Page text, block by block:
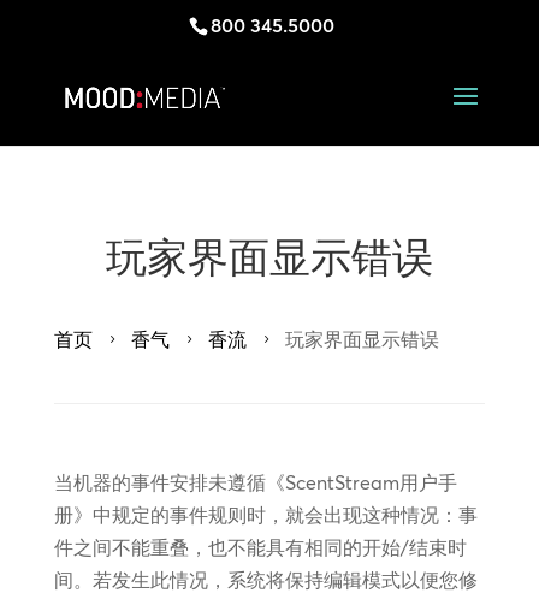
800 345.5000
玩家界面显示错误
首页 5 香气 5 香流 5 玩家界面显示错误
当机器的事件安排未遵循《ScentStream用户手
册》中规定的事件规则时，就会出现这种情况：事
件之间不能重叠，也不能具有相同的开始/结束时
间。若发生此情况，系统将保持编辑模式以便您修